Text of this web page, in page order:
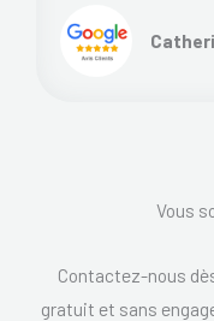
Vous
Contactez-nous
gratuit et sans